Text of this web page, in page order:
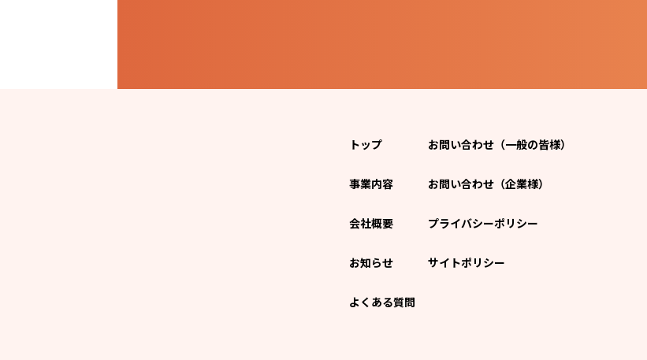
トップ
事業内容
会社概要
お知らせ
よくある質問
お問い合わせ（一般の皆様）
お問い合わせ（企業様）
プライバシーポリシー
サイトポリシー